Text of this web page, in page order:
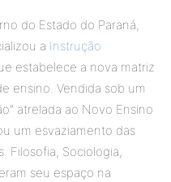
do Estado do Paraná,
a Instrução
estabelece a nova matriz
ensino. Vendida sob um
atrelada ao Novo Ensino
um esvaziamento das
Filosofia, Sociologia,
seu espaço na